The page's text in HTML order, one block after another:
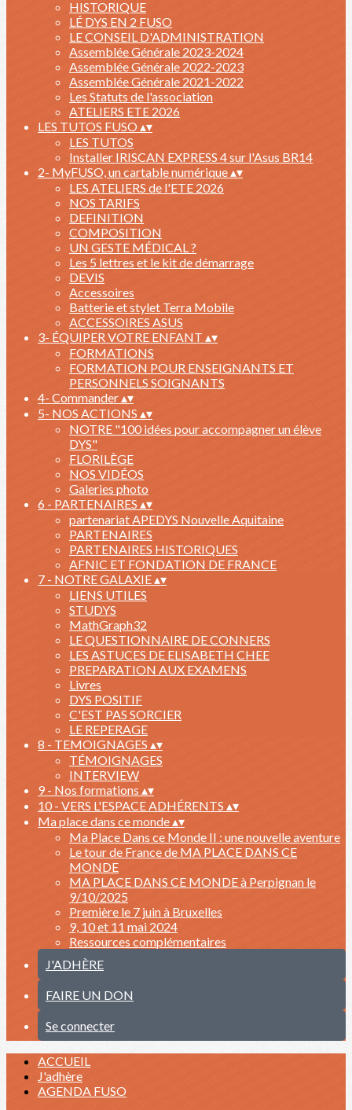
HISTORIQUE
LÉ DYS EN 2 FUSO
LE CONSEIL D'ADMINISTRATION
Assemblée Générale 2023-2024
Assemblée Générale 2022-2023
Assemblée Générale 2021-2022
Les Statuts de l'association
ATELIERS ETE 2026
LES TUTOS FUSO ▴▾
LES TUTOS
Installer IRISCAN EXPRESS 4 sur l'Asus BR14
2- MyFUSO, un cartable numérique▴▾
LES ATELIERS de l'ETE 2026
NOS TARIFS
DEFINITION
COMPOSITION
UN GESTE MÉDICAL ?
Les 5 lettres et le kit de démarrage
DEVIS
Accessoires
Batterie et stylet Terra Mobile
ACCESSOIRES ASUS
3- ÉQUIPER VOTRE ENFANT ▴▾
FORMATIONS
FORMATION POUR ENSEIGNANTS ET
PERSONNELS SOIGNANTS
4- Commander▴▾
5- NOS ACTIONS ▴▾
NOTRE "100 idées pour accompagner un élève
DYS"
FLORILÈGE
NOS VIDÉOS
Galeries photo
6 - PARTENAIRES ▴▾
partenariat APEDYS Nouvelle Aquitaine
PARTENAIRES
PARTENAIRES HISTORIQUES
AFNIC ET FONDATION DE FRANCE
7 - NOTRE GALAXIE▴▾
LIENS UTILES
STUDYS
MathGraph32
LE QUESTIONNAIRE DE CONNERS
LES ASTUCES DE ELISABETH CHEE
PREPARATION AUX EXAMENS
Livres
DYS POSITIF
C'EST PAS SORCIER
LE REPERAGE
8 - TEMOIGNAGES ▴▾
TÉMOIGNAGES
INTERVIEW
9 - Nos formations ▴▾
10 - VERS L'ESPACE ADHÉRENTS ▴▾
Ma place dans ce monde▴▾
Ma Place Dans ce Monde II : une nouvelle aventure
Le tour de France de MA PLACE DANS CE
MONDE
MA PLACE DANS CE MONDE à Perpignan le
9/10/2025
Première le 7 juin à Bruxelles
9, 10 et 11 mai 2024
Ressources complémentaires
J'ADHÈRE
FAIRE UN DON
Se connecter
ACCUEIL
J'adhère
AGENDA FUSO